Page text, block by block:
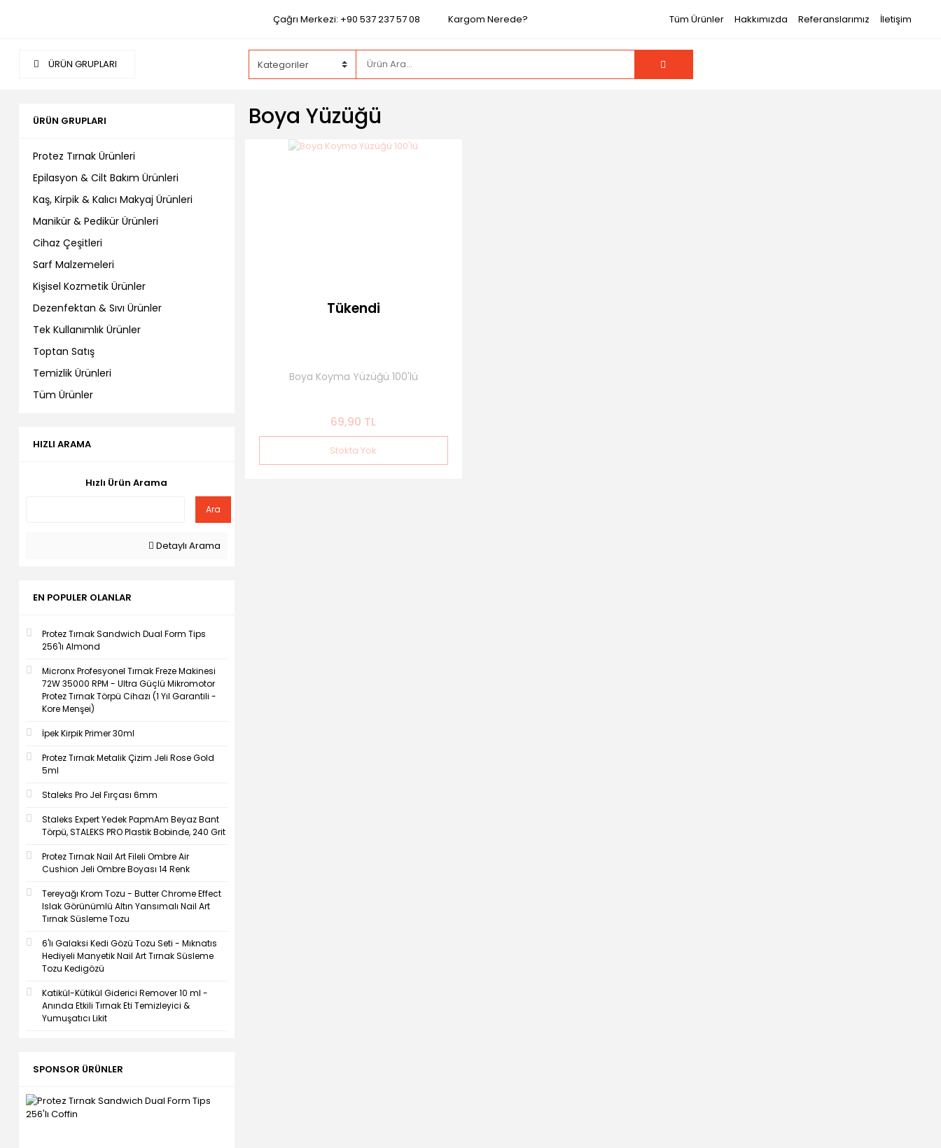
Çağrı Merkezi: +90 537 237 57 08 Kargom Nerede? Tüm Ürünler Hakkımızda Referanslarımız İletişim
ÜRÜN GRUPLARI
ÜRÜN GRUPLARI
Protez Tırnak Ürünleri
Epilasyon & Cilt Bakım Ürünleri
Kaş, Kirpik & Kalıcı Makyaj Ürünleri
Manikür & Pedikür Ürünleri
Cihaz Çeşitleri
Sarf Malzemeleri
Kişisel Kozmetik Ürünler
Dezenfektan & Sıvı Ürünler
Tek Kullanımlık Ürünler
Toptan Satış
Temizlik Ürünleri
Tüm Ürünler
HIZLI ARAMA
Hızlı Ürün Arama
Ara
Detaylı Arama
EN POPULER OLANLAR
Protez Tırnak Sandwich Dual Form Tips
256'lı Almond
Micronx Profesyonel Tırnak Freze Makinesi
72W 35000 RPM - Ultra Güçlü Mikromotor
Protez Tırnak Törpü Cihazı (1 Yıl Garantili -
Kore Menşei)
İpek Kirpik Primer 30ml
Protez Tırnak Metalik Çizim Jeli Rose Gold
5ml
Staleks Pro Jel Fırçası 6mm
Staleks Expert Yedek PapmAm Beyaz Bant
Törpü, STALEKS PRO Plastik Bobinde, 240 Grit
Protez Tırnak Nail Art Fileli Ombre Air
Cushion Jeli Ombre Boyası 14 Renk
Tereyağı Krom Tozu - Butter Chrome Effect
Islak Görünümlü Altın Yansımalı Nail Art
Tırnak Süsleme Tozu
6'lı Galaksi Kedi Gözü Tozu Seti - Mıknatıs
Hediyeli Manyetik Nail Art Tırnak Süsleme
Tozu Kedigözü
Katikül-Kütikül Giderici Remover 10 ml -
Anında Etkili Tırnak Eti Temizleyici &
Yumuşatıcı Likit
SPONSOR ÜRÜNLER
Boya Yüzüğü
Tükendi
Boya Koyma Yüzüğü 100'lü
69,90 TL
Stokta Yok